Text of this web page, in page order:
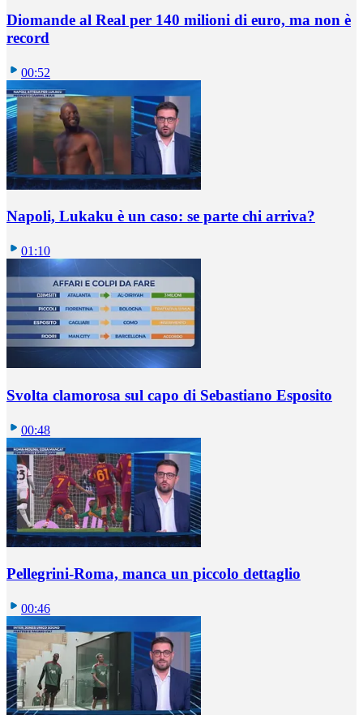
Diomande al Real per 140 milioni di euro, ma non è
record
00:52
Napoli, Lukaku è un caso: se parte chi arriva?
01:10
Svolta clamorosa sul capo di Sebastiano Esposito
00:48
Pellegrini-Roma, manca un piccolo dettaglio
00:46